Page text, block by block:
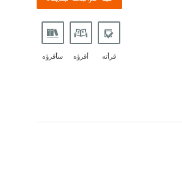
قرأته أقرؤه سأقرؤه